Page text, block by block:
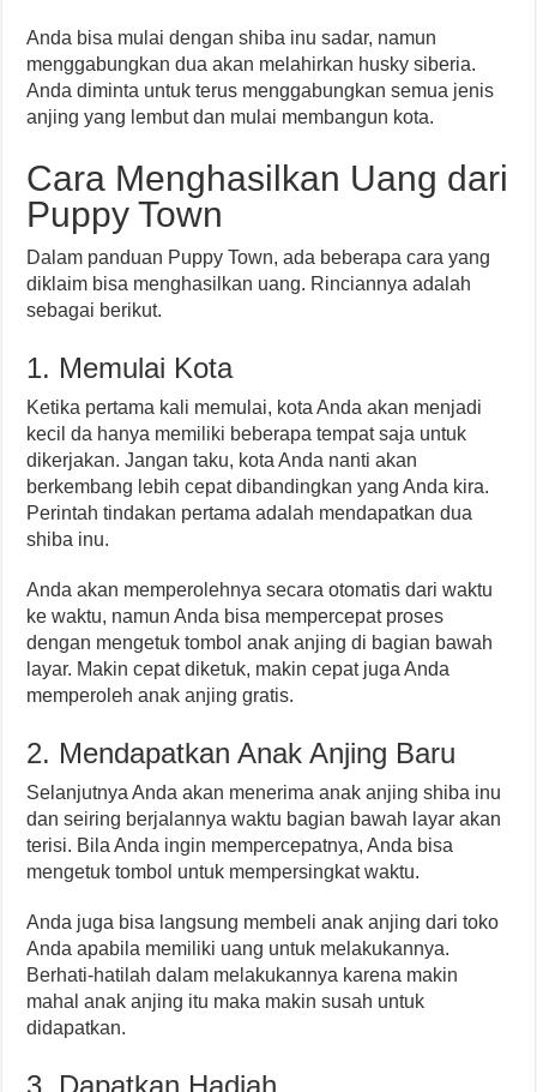
Anda bisa mulai dengan shiba inu sadar, namun
menggabungkan dua akan melahirkan husky siberia.
Anda diminta untuk terus menggabungkan semua jenis
anjing yang lembut dan mulai membangun kota.
Cara Menghasilkan Uang dari
Puppy Town
Dalam panduan Puppy Town, ada beberapa cara yang
diklaim bisa menghasilkan uang. Rinciannya adalah
sebagai berikut.
1. Memulai Kota
Ketika pertama kali memulai, kota Anda akan menjadi
kecil da hanya memiliki beberapa tempat saja untuk
dikerjakan. Jangan taku, kota Anda nanti akan
berkembang lebih cepat dibandingkan yang Anda kira.
Perintah tindakan pertama adalah mendapatkan dua
shiba inu.
Anda akan memperolehnya secara otomatis dari waktu
ke waktu, namun Anda bisa mempercepat proses
dengan mengetuk tombol anak anjing di bagian bawah
layar. Makin cepat diketuk, makin cepat juga Anda
memperoleh anak anjing gratis.
2. Mendapatkan Anak Anjing Baru
Selanjutnya Anda akan menerima anak anjing shiba inu
dan seiring berjalannya waktu bagian bawah layar akan
terisi. Bila Anda ingin mempercepatnya, Anda bisa
mengetuk tombol untuk mempersingkat waktu.
Anda juga bisa langsung membeli anak anjing dari toko
Anda apabila memiliki uang untuk melakukannya.
Berhati-hatilah dalam melakukannya karena makin
mahal anak anjing itu maka makin susah untuk
didapatkan.
3. Dapatkan Hadiah